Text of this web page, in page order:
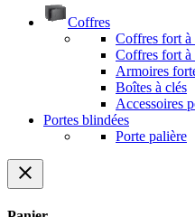
Coffres
Coffres fort à
Coffres fort à
Armoires
Boîtes à clés
Accessoires
Portes blindées
Porte palière
close